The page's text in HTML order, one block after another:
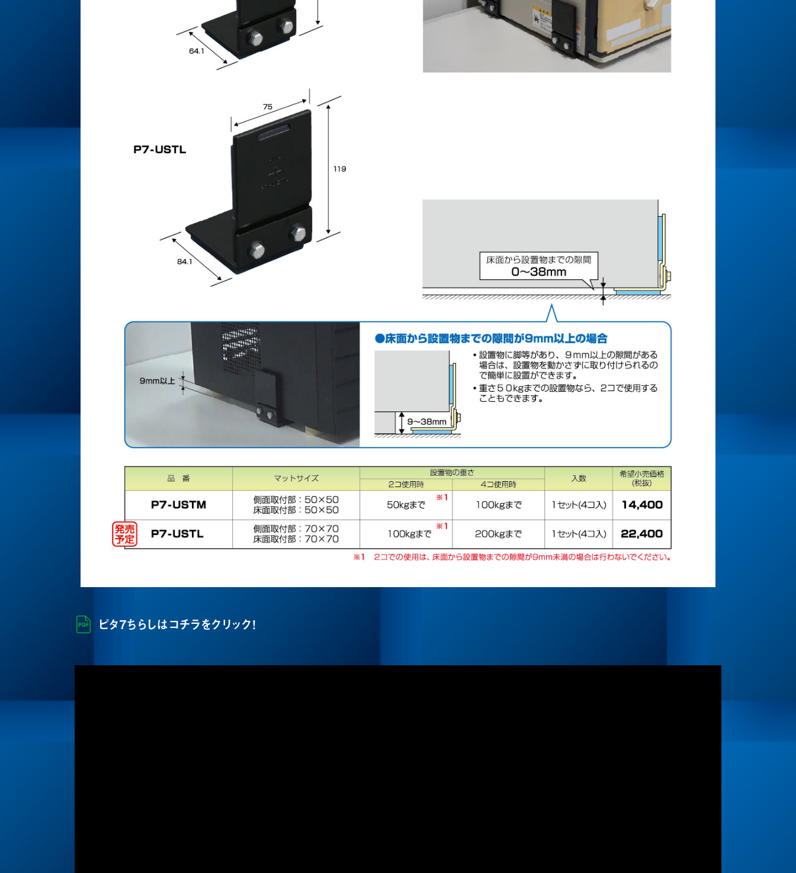
ピタ7ちらしはコチラをクリック！